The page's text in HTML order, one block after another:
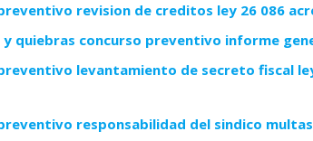
revision de creditos ley 26 086
y quiebras concurso preventivo informe
levantamiento de secreto fiscal
responsabilidad del sindico